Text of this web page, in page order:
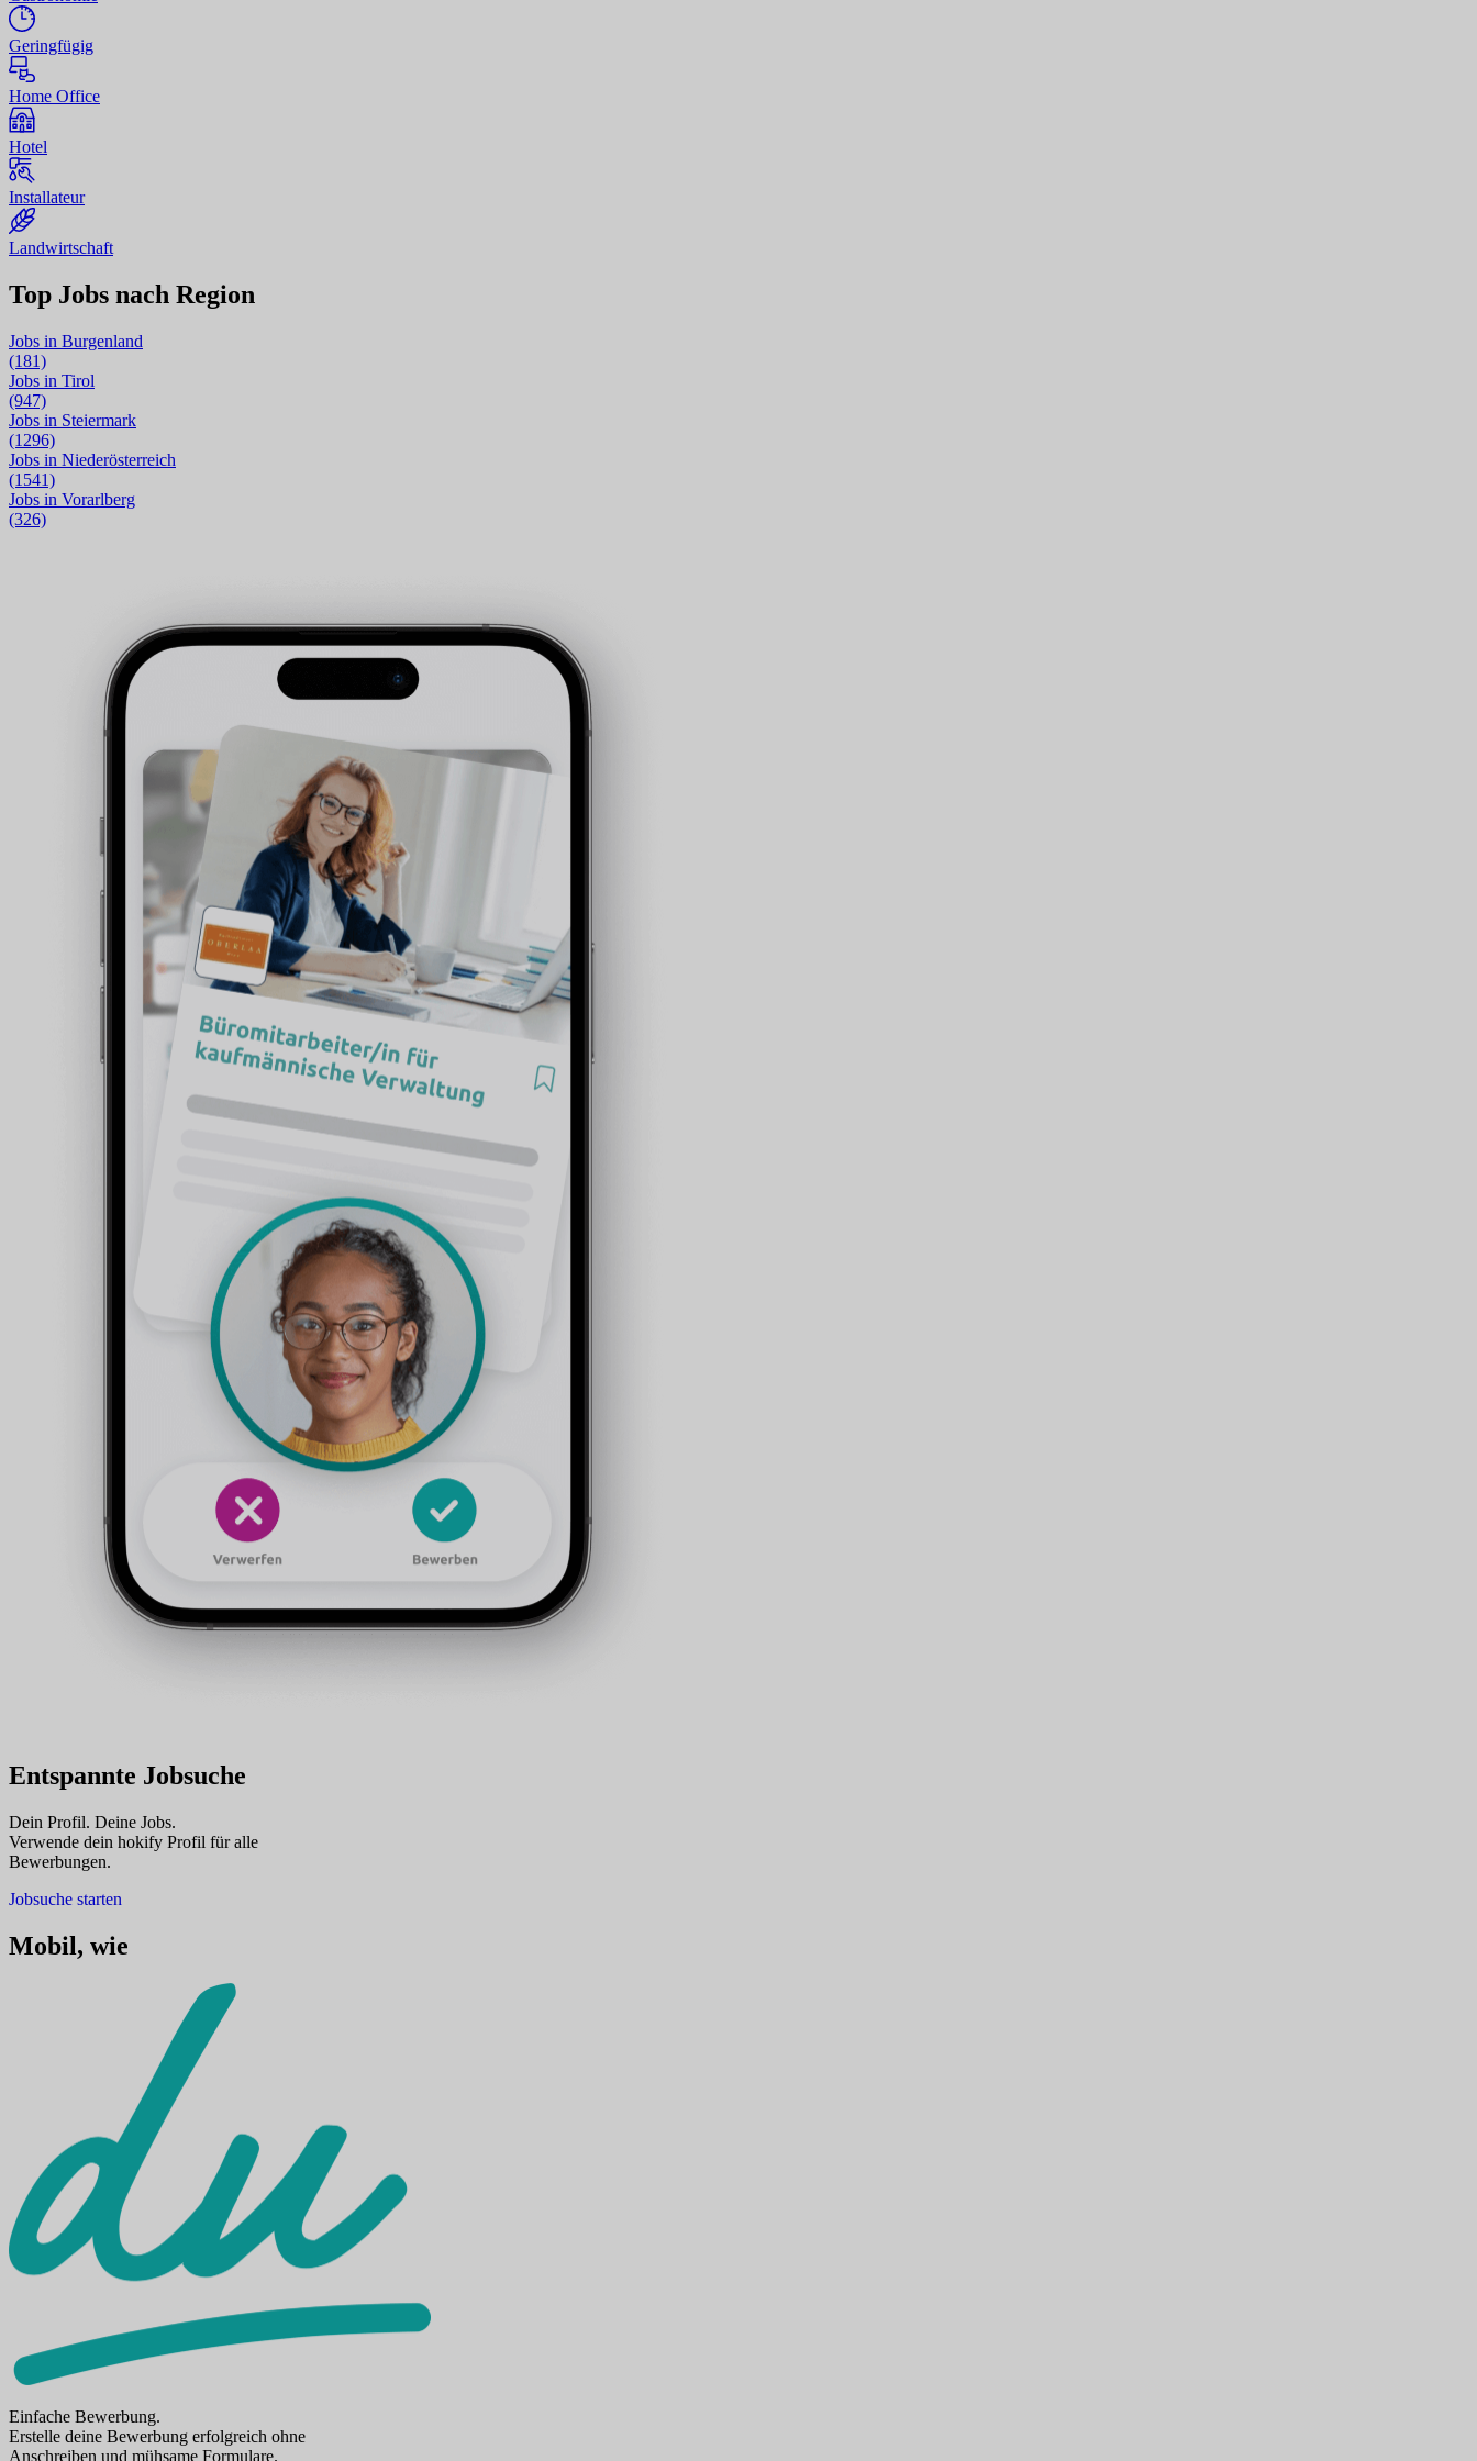
Ge­ring­fü­gig
Home Office
Ho­tel
In­sta­lla­teur
Land­wirt­schaft
Top Jobs nach Region
Jobs in Burgenland
(181)
Jobs in Tirol
(947)
Jobs in Steiermark
(1296)
Jobs in Niederösterreich
(1541)
Jobs in Vorarlberg
(326)
Entspannte Jobsuche
Dein Profil. Deine Jobs.
Verwende dein hokify Profil für alle
Bewerbungen.
Jobsuche starten
Mobil, wie
Einfache Bewerbung.
Erstelle deine Bewerbung erfolgreich ohne
Anschreiben und mühsame Formulare.